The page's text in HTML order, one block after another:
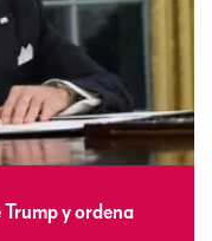
y ordena